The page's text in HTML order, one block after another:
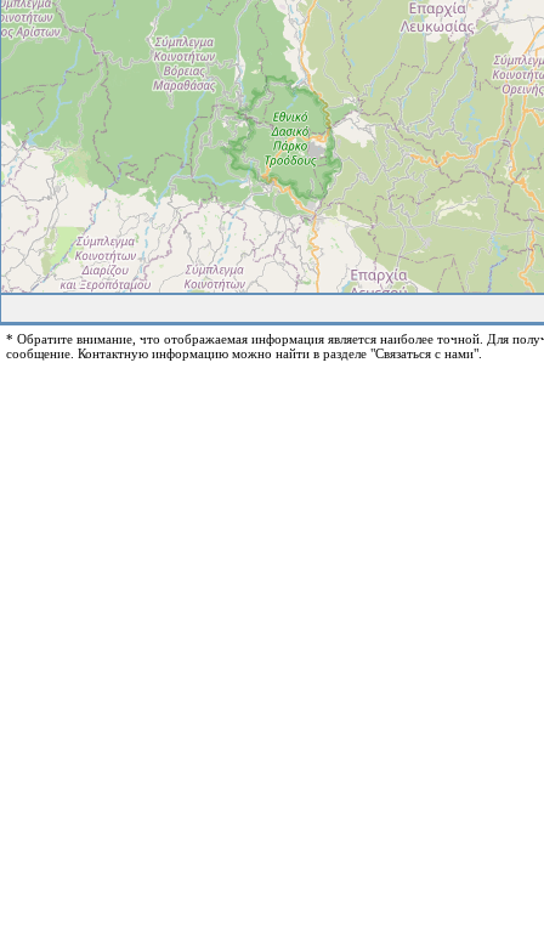
* Обратите внимание, что отображаемая информация является наиболее точной. Для
сообщение. Контактную информацию можно найти в разделе "Связаться с нами".